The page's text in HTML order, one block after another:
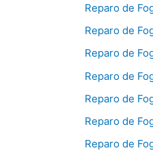
Reparo de
Reparo de
Reparo de
Reparo de
Reparo de
Reparo de
Reparo de